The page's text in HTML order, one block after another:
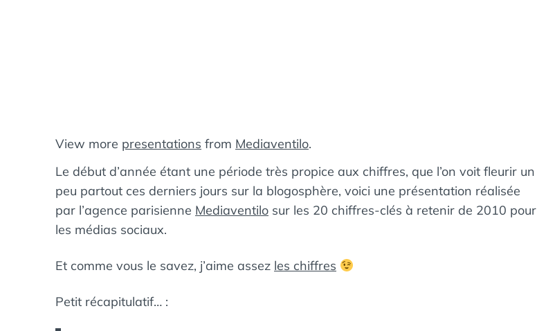
View more presentations from Mediaventilo.
Le début d’année étant une période très propice aux chiffres, que l’on voit fleurir un
peu partout ces derniers jours sur la blogosphère, voici une présentation réalisée
par l’agence parisienne Mediaventilo sur les 20 chiffres-clés à retenir de 2010 pour
les médias sociaux.
Et comme vous le savez, j’aime assez les chiffres
Petit récapitulatif… :